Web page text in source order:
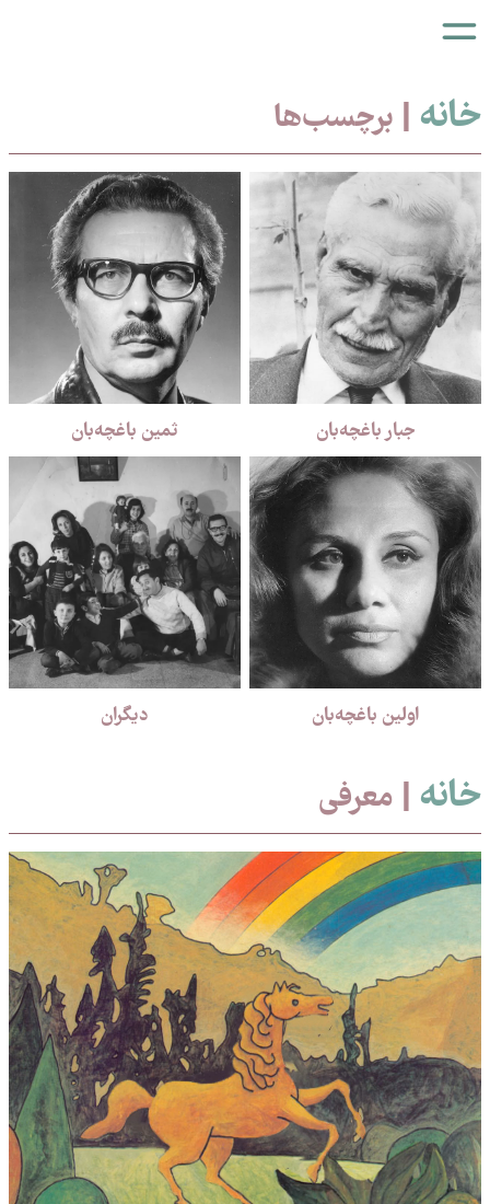
خانه | برچسب‌ها
جبار باغچه‌بان ثمین باغچه‌بان
اولین باغچه‌بان دیگران
خانه | معرفی